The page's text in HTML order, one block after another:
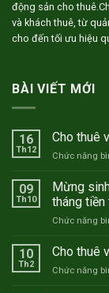
động sản cho
và khách thuê, từ
cho đến tối ưu hiệu
BÀI VIẾT MỚI
16
Th12
Cho thuê
Chức năng
09
Th10
Mừng
tháng tiền
Chức năng
10
Th2
Cho thuê
Chức năng